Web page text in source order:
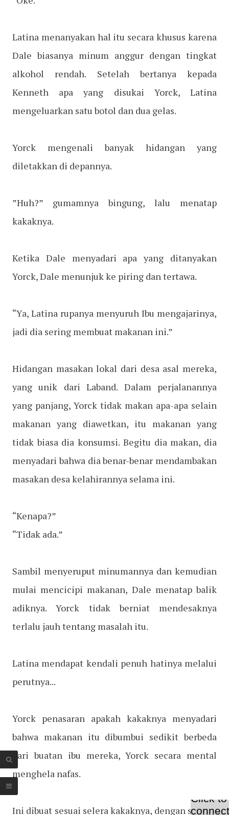
Latina menanyakan hal itu secara khusus karena
Dale biasanya minum anggur dengan tingkat
alkohol rendah. Setelah bertanya kepada
Kenneth apa yang disukai Yorck, Latina
mengeluarkan satu botol dan dua gelas.
Yorck mengenali banyak hidangan yang
diletakkan di depannya.
”Huh?” gumamnya bingung, lalu menatap
kakaknya.
Ketika Dale menyadari apa yang ditanyakan
Yorck, Dale menunjuk ke piring dan tertawa.
“Ya, Latina rupanya menyuruh Ibu mengajarinya,
jadi dia sering membuat makanan ini.”
Hidangan masakan lokal dari desa asal mereka,
yang unik dari Laband. Dalam perjalanannya
yang panjang, Yorck tidak makan apa-apa selain
makanan yang diawetkan, itu makanan yang
tidak biasa dia konsumsi. Begitu dia makan, dia
menyadari bahwa dia benar-benar mendambakan
masakan desa kelahirannya selama ini.
“Kenapa?”
“Tidak ada.”
Sambil menyeruput minumannya dan kemudian
mulai mencicipi makanan, Dale menatap balik
adiknya. Yorck tidak berniat mendesaknya
terlalu jauh tentang masalah itu.
Latina mendapat kendali penuh hatinya melalui
perutnya...
Yorck penasaran apakah kakaknya menyadari
bahwa makanan itu dibumbui sedikit berbeda
dari buatan ibu mereka, Yorck secara mental
menghela nafas.
Ini dibuat sesuai selera kakaknya, dengan sedikit